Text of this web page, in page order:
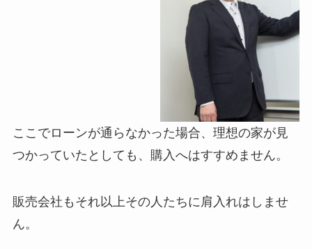
ここでローンが通らなかった場合、理想の家が見
つかっていたとしても、購入へはすすめません。
販売会社もそれ以上その人たちに肩入れはしませ
ん。